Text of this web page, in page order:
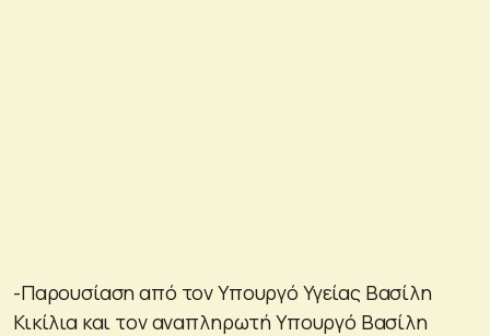
-Παρουσίαση από τον Υπουργό Υγείας Βασίλη
Κικίλια και τον αναπληρωτή Υπουργό Βασίλη